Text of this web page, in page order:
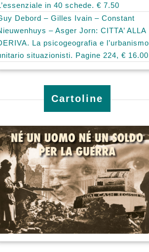
in 40 schede. € 7.50
Debord – Gilles Ivain – Constant
– Asger Jorn: CITTA’ ALLA
La psicogeografia e l’urbanismo
situazionisti. Pagine 224, € 16.00
Cartoline